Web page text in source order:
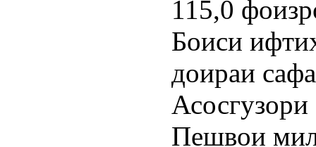
115,0
Боиси
доираи
Пешвои